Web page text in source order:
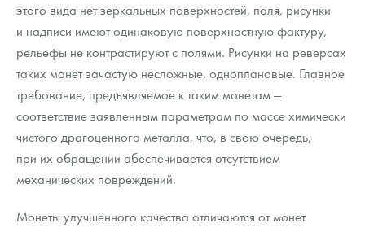
этого вида нет зеркальных поверхностей, поля, рисунки
и надписи имеют одинаковую поверхностную фактуру,
рельефы не контрастируют с полями. Рисунки на реверсах
таких монет зачастую несложные, одноплановые. Главное
требование, предъявляемое к таким монетам —
соответствие заявленным параметрам по массе химически
чистого драгоценного металла, что, в свою очередь,
при их обращении обеспечивается отсутствием
механических повреждений.
Монеты улучшенного качества отличаются от монет